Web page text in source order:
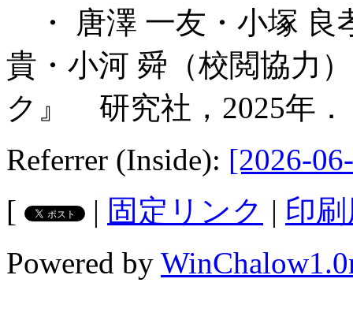
・ 唐澤 一友・小塚 良
貴・小河 舜（校閲協力
ク』 研究社，2025年．
Referrer (Inside): [2026-
[
| 固定リンク | 印
Powered by